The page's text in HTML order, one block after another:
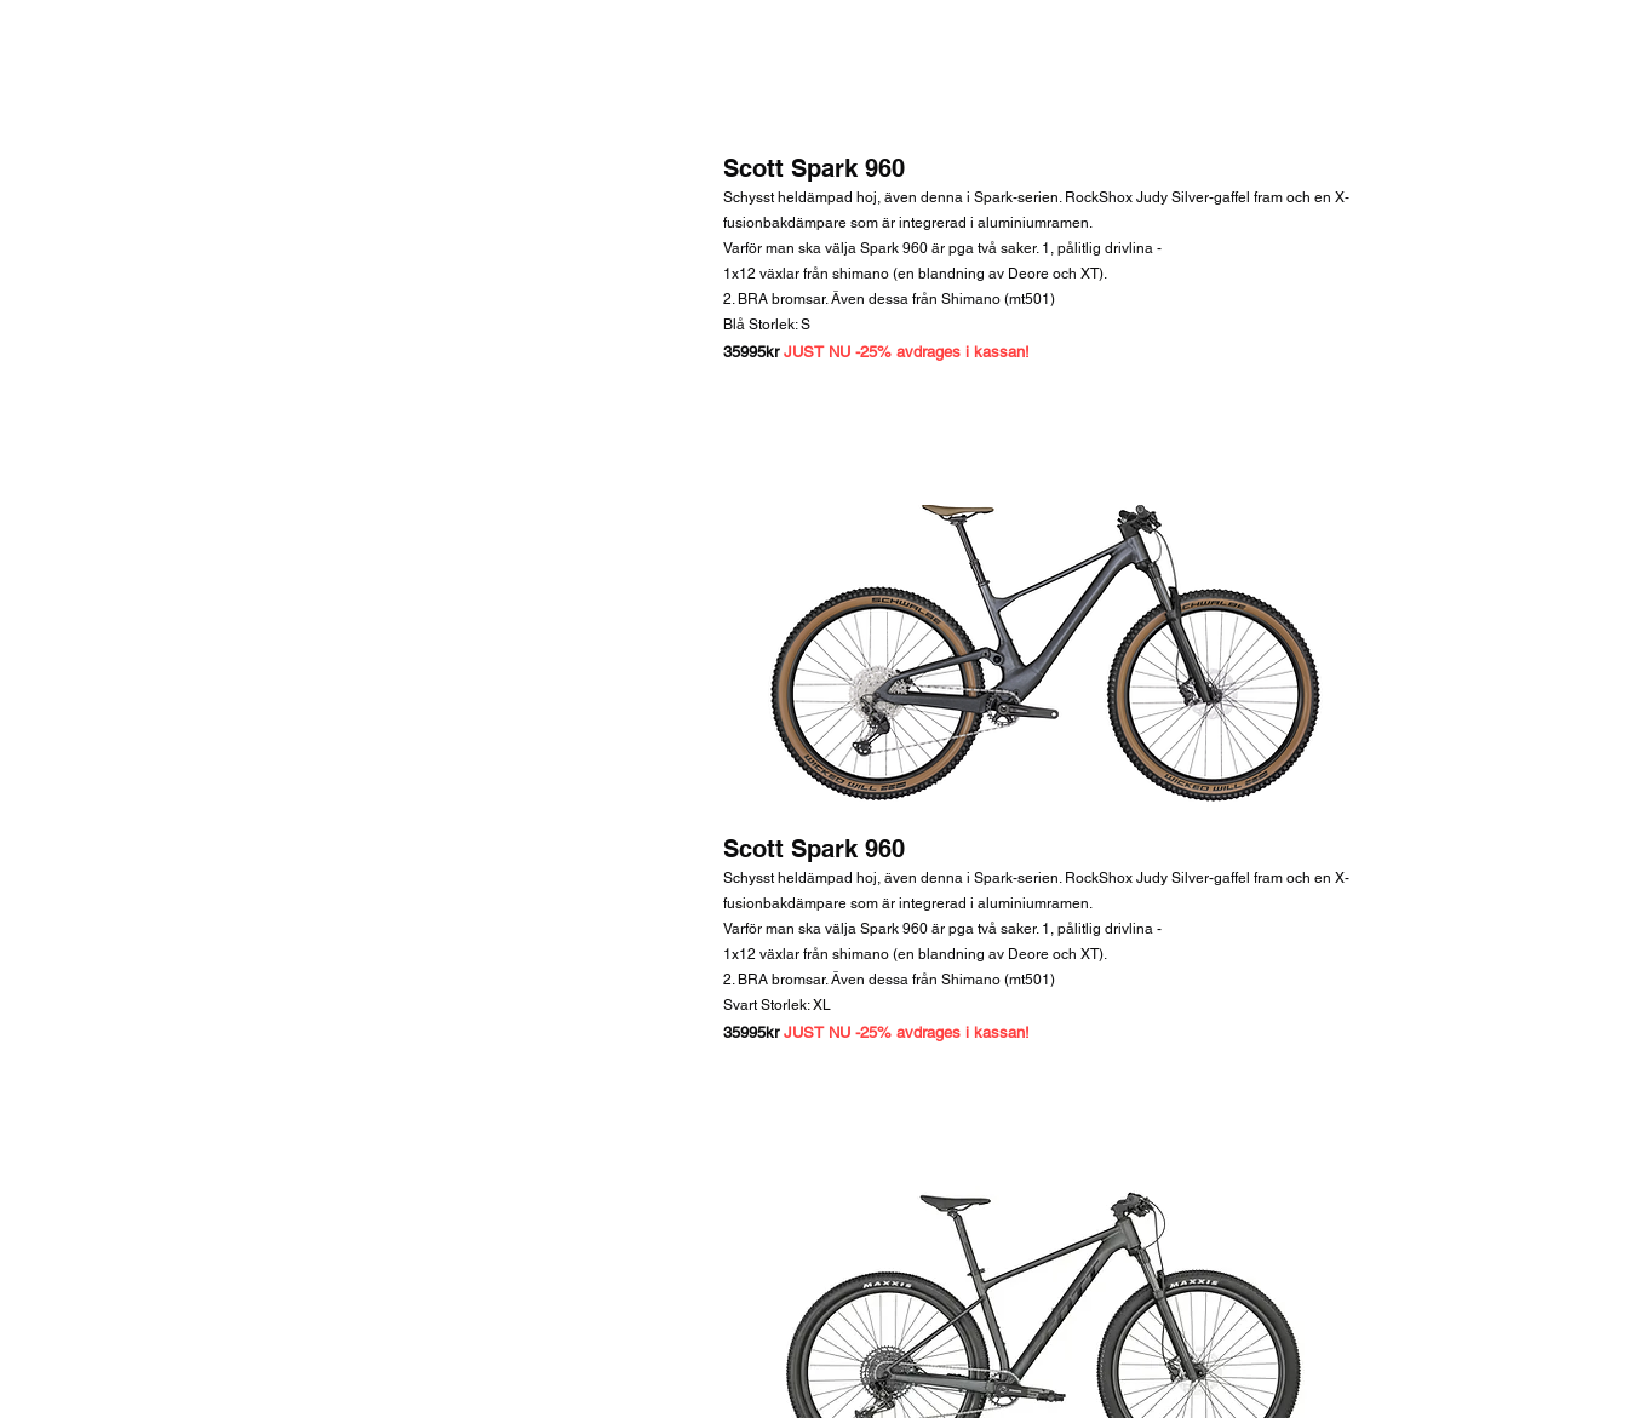
Scott Spark 960
Schysst heldämpad hoj, även denna i Spark-serien. RockShox Judy Silver-gaffel fram och en X-
fusionbakdämpare som är integrerad i aluminiumramen.
Varför man ska välja Spark 960 är pga två saker. 1, pålitlig drivlina -
1x12 växlar från shimano (en blandning av Deore och XT).
2. BRA bromsar. Även dessa från Shimano (mt501)
Blå Storlek: S
35995kr JUST NU -25% avdrages i kassan!
Scott Spark 960
Schysst heldämpad hoj, även denna i Spark-serien. RockShox Judy Silver-gaffel fram och en X-
fusionbakdämpare som är integrerad i aluminiumramen.
Varför man ska välja Spark 960 är pga två saker. 1, pålitlig drivlina -
1x12 växlar från shimano (en blandning av Deore och XT).
2. BRA bromsar. Även dessa från Shimano (mt501)
Svart Storlek: XL
35995kr JUST NU -25% avdrages i kassan!